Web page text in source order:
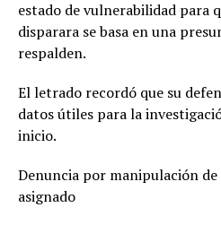
estado de vulnerabilidad para
disparara se basa en una
respalden.
El letrado recordó que su
datos útiles para la
inicio.
Denuncia por manipulación
asignado